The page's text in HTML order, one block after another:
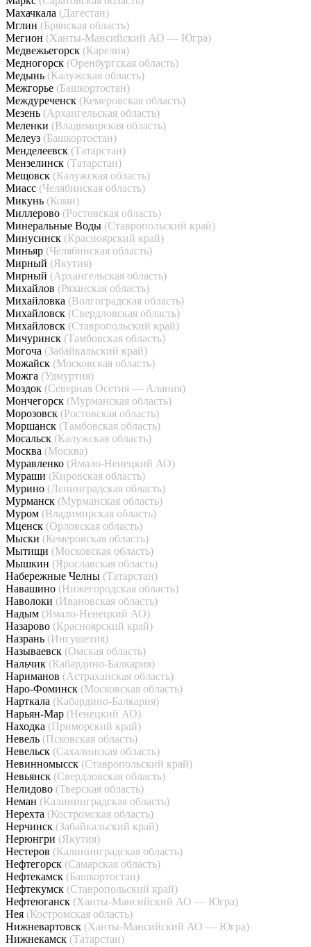
Махачкала (Дагестан)
Мглин (Брянская область)
Мегион (Ханты-Мансийский АО — Югра)
Медвежьегорск (Карелия)
Медногорск (Оренбургская область)
Медынь (Калужская область)
Межгорье (Башкортостан)
Междуреченск (Кемеровская область)
Мезень (Архангельская область)
Меленки (Владимирская область)
Мелеуз (Башкортостан)
Менделеевск (Татарстан)
Мензелинск (Татарстан)
Мещовск (Калужская область)
Миасс (Челябинская область)
Микунь (Коми)
Миллерово (Ростовская область)
Минеральные Воды (Ставропольский край)
Минусинск (Красноярский край)
Миньяр (Челябинская область)
Мирный (Якутия)
Мирный (Архангельская область)
Михайлов (Рязанская область)
Михайловка (Волгоградская область)
Михайловск (Свердловская область)
Михайловск (Ставропольский край)
Мичуринск (Тамбовская область)
Могоча (Забайкальский край)
Можайск (Московская область)
Можга (Удмуртия)
Моздок (Северная Осетия — Алания)
Мончегорск (Мурманская область)
Морозовск (Ростовская область)
Моршанск (Тамбовская область)
Мосальск (Калужская область)
Москва (Москва)
Муравленко (Ямало-Ненецкий АО)
Мураши (Кировская область)
Мурино (Ленинградская область)
Мурманск (Мурманская область)
Муром (Владимирская область)
Мценск (Орловская область)
Мыски (Кемеровская область)
Мытищи (Московская область)
Мышкин (Ярославская область)
Набережные Челны (Татарстан)
Навашино (Нижегородская область)
Наволоки (Ивановская область)
Надым (Ямало-Ненецкий АО)
Назарово (Красноярский край)
Назрань (Ингушетия)
Называевск (Омская область)
Нальчик (Кабардино-Балкария)
Нариманов (Астраханская область)
Наро-Фоминск (Московская область)
Нарткала (Кабардино-Балкария)
Нарьян-Мар (Ненецкий АО)
Находка (Приморский край)
Невель (Псковская область)
Невельск (Сахалинская область)
Невинномысск (Ставропольский край)
Невьянск (Свердловская область)
Нелидово (Тверская область)
Неман (Калининградская область)
Нерехта (Костромская область)
Нерчинск (Забайкальский край)
Нерюнгри (Якутия)
Нестеров (Калининградская область)
Нефтегорск (Самарская область)
Нефтекамск (Башкортостан)
Нефтекумск (Ставропольский край)
Нефтеюганск (Ханты-Мансийский АО — Югра)
Нея (Костромская область)
Нижневартовск (Ханты-Мансийский АО — Югра)
Нижнекамск (Татарстан)